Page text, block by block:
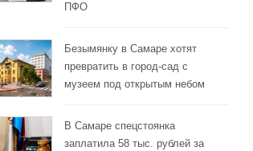
ПФО
Безымянку в Самаре хотят
превратить в город-сад с
музеем под открытым небом
В Самаре спецстоянка
заплатила 58 тыс. рублей за